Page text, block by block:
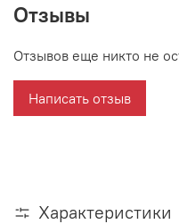
Отзывы
Отзывов еще никто не
Написать отзыв
Характеристики